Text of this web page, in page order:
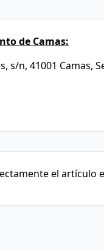
de Camas:
s/n, 41001 Camas,
el artículo